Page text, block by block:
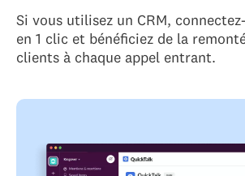
Si vous utilisez un CRM,
en 1 clic et bénéficiez de la
clients à chaque appel entrant.